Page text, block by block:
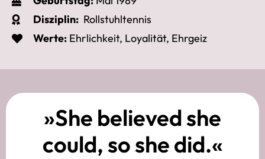
Disziplin:Rollstuhltennis
Werte:Ehrlichkeit, Loyalität, Ehrgeiz
»She believed she
could, so she did.«